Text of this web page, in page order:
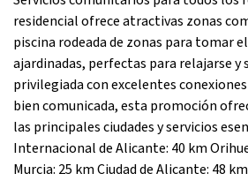
residencial ofrece atractivas zonas
piscina rodeada de zonas para tomar
ajardinadas, perfectas para relajarse y
privilegiada con excelentes
bien comunicada, esta promoción
las principales ciudades y servicios
Internacional de Alicante: 40 km
Murcia: 25 km Ciudad de Alicante: 48